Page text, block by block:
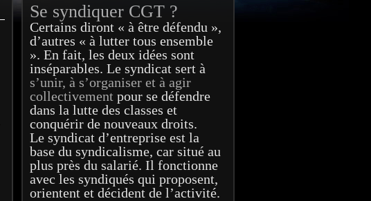
Se syndiquer CGT ?
Certains diront « à être défendu »,
d’autres « à lutter tous ensemble
». En fait, les deux idées sont
inséparables. Le syndicat sert à
s’unir, à s’organiser et à agir
collectivement pour se défendre
dans la lutte des classes et
conquérir de nouveaux droits.
Le syndicat d’entreprise est la
base du syndicalisme, car situé au
plus près du salarié. Il fonctionne
avec les syndiqués qui proposent,
orientent et décident de l’activité.